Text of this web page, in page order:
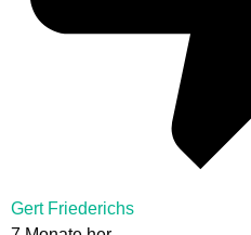
Gert Friederichs